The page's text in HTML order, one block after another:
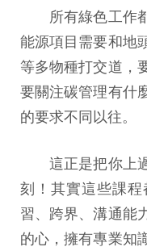
所有綠色工作都
能源項目需要和地
等多物種打交道，
要關注碳管理有什
的要求不同以往。
這正是把你上過
刻！其實這些課
習、跨界、溝通能
的心，擁有專業知